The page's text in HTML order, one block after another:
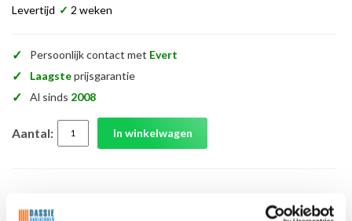
Levertijd ✓ 2 weken
✓ Persoonlijk contact met Evert
✓ Laagsteprijsgarantie
✓ Al sinds 2008
Aantal: In winkelwagen
Jaga aansluitset 101 Crossflow 90º MA thermostaatknop